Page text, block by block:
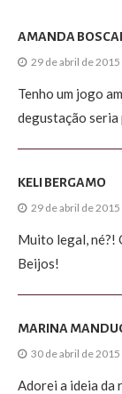
AMANDA
29 de abril de 2015
Tenho um jogo
degustação
KELI BERGAMO
29 de abril de
Muito legal, né?!
Beijos!
MARINA
30 de abril de
Adorei a ideia da